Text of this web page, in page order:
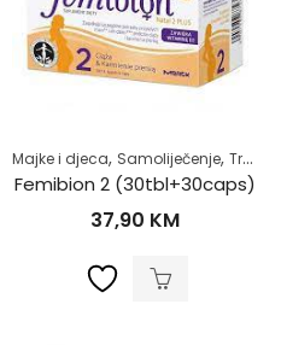
Majke i djeca, Samoliječenje, Trudnice
Femibion 2 (30tbl+30caps)
37,90 KM